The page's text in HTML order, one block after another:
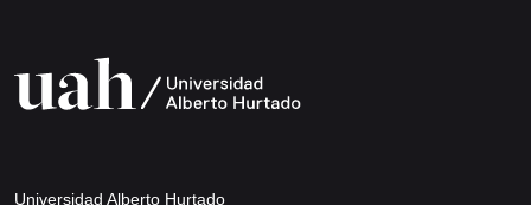
Universidad Alberto Hurtado